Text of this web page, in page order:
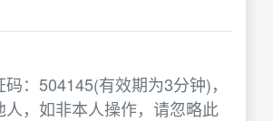
码：504145(有效期为3分钟)，
人，如非本人操作，请忽略此